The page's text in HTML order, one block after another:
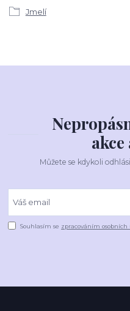
Jmelí
akce
Můžete se kdykoli
Souhlasím se zpracováním osobních